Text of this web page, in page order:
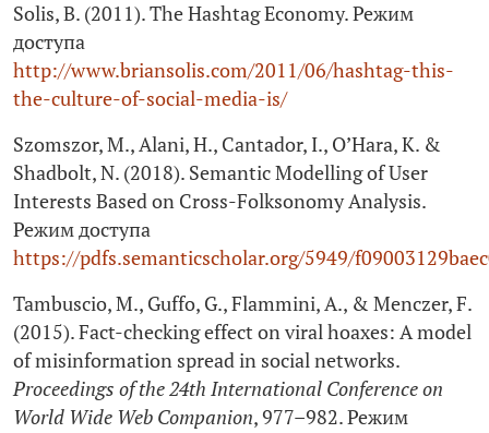
Solis, B. (2011). The Hashtag Economy. Режим
доступа
http://www.briansolis.com/2011/06/hashtag-this-
the-culture-of-social-media-is/
Szomszor, M., Alani, H., Cantador, I., O’Hara, K. &
Shadbolt, N. (2018). Semantic Modelling of User
Interests Based on Cross-Folksonomy Analysis.
Режим доступа
https://pdfs.semanticscholar.org/5949/
Tambuscio, M., Guffo, G., Flammini, A., & Menczer, F.
(2015). Fact-checking effect on viral hoaxes: A model
of misinformation spread in social networks.
Proceedings of the 24th International Conference on
World Wide Web Companion, 977–982. Режим